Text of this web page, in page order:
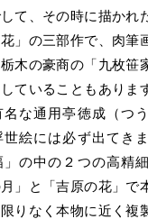
て、その時に描かれ
」の三部作で、肉筆
木の豪商の「九枚笹
ていることもありま
名な通用亭徳成（つ
世絵には必ず出てき
」の中の２つの高精
」と「吉原の花」で
りなく本物に近く複